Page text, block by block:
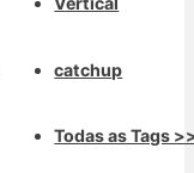
catchup
Todas as Tags